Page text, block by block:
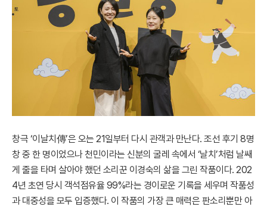
창극 ‘이날치傳’은 오는 21일부터 다시 관객과 만난다. 조선 후기 8명
창 중 한 명이었으나 천민이라는 신분의 굴레 속에서 ‘날치’처럼 날쌔
게 줄을 타며 살아야 했던 소리꾼 이경숙의 삶을 그린 작품이다. 202
4년 초연 당시 객석점유율 99%라는 경이로운 기록을 세우며 작품성
과 대중성을 모두 입증했다. 이 작품의 가장 큰 매력은 판소리뿐만 아